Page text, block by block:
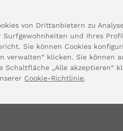
von Drittanbietern zu
und Ihres
Sie können Cookies
verwalten“ klicken. Sie können
Schaltfläche „Alle akzeptieren“
Cookie-Richtlinie.